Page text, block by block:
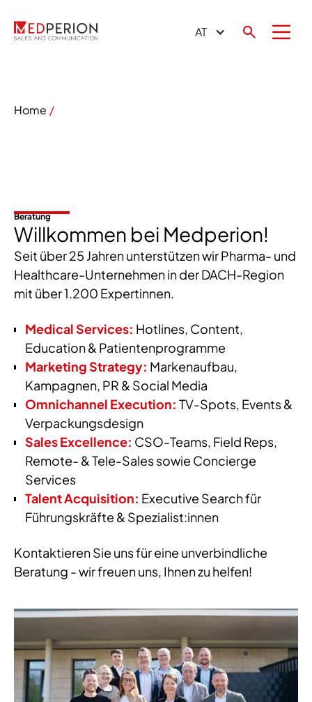
AT
Home
Beratung
Willkommen bei Medperion!
Seit über 25 Jahren unterstützen wir Pharma- und
Healthcare-Unternehmen in der DACH-Region
mit über 1.200 Expertinnen.
Medical Services: Hotlines, Content,
Education & Patientenprogramme
Marketing Strategy: Markenaufbau,
Kampagnen, PR & Social Media
Omnichannel Execution: TV-Spots, Events &
Verpackungsdesign
Sales Excellence: CSO-Teams, Field Reps,
Remote- & Tele-Sales sowie Concierge
Services
Talent Acquisition: Executive Search für
Führungskräfte & Spezialist:innen
Kontaktieren Sie uns für eine unverbindliche
Beratung - wir freuen uns, Ihnen zu helfen!